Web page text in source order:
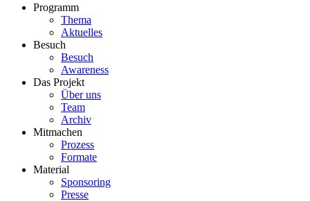
Programm
Thema
Aktuelles
Besuch
Besuch
Awareness
Das Projekt
Über uns
Team
Archiv
Mitmachen
Prozess
Formate
Material
Sponsoring
Presse